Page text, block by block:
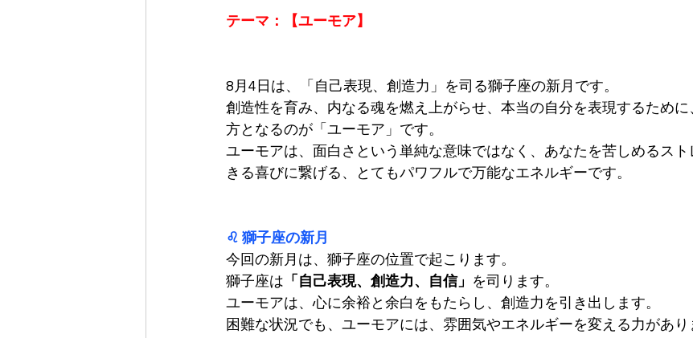
テーマ：【ユーモア】
8月4日は、「自己表現、創造力」を司る獅子座の新月です。
創造性を育み、内なる魂を燃え上がらせ、本当の自分を表現するため
方となるのが「ユーモア」です。
ユーモアは、面白さという単純な意味ではなく、あなたを苦しめるス
きる喜びに繋げる、とてもパワフルで万能なエネルギーです。
♌ 獅子座の新月
今回の新月は、獅子座の位置で起こります。
獅子座は 「自己表現、創造力、自信」
を司ります。
ユーモアは、心に余裕と余白をもたらし、創造力を引き出します。
困難な状況でも、ユーモアには、雰囲気やエネルギーを変える力があり